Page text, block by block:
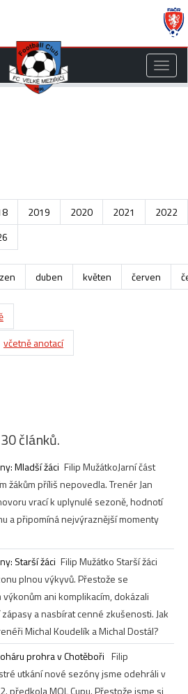
Toggle
2019 2020 2021
2022
duben květen červen
včetně anotací
článků.
Mladší žáci Filip MužátkoJarní část
žákům příliš nepovedla. Trenér Jan
vrací k uplynulé sezoně, hodnotí
a připomíná nejvýraznější momenty
Starší žáci Filip Mužátko Starší žáci
plnou výkyvů. Přestože se
ani komplikacím, dokázali
a nasbírat cenné zkušenosti. Jak
Michal Koudelík a Michal Dostál?
prohra v Chotěboři Filip
utkání nové sezóny jsme odehráli v
předkola MOL Cupu. Přestože jsme si